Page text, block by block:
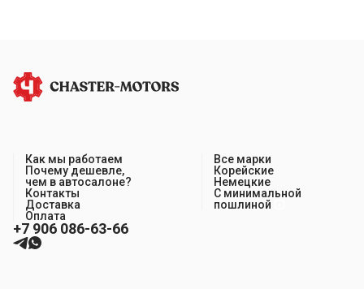
Как мы работаем
Почему дешевле,
чем в автосалоне?
Контакты
Доставка
Оплата
Все марки
Корейские
Немецкие
С минимальной
пошлиной
+7 906 086-63-66